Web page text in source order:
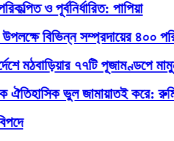
ও পূর্বনির্ধারিত: পাপিয়া
বিভিন্ন সম্প্রদায়ের ৪০০
৭৭টি পূজামণ্ডপে মামুন
ভুল জামায়াতই করে: রুমিন